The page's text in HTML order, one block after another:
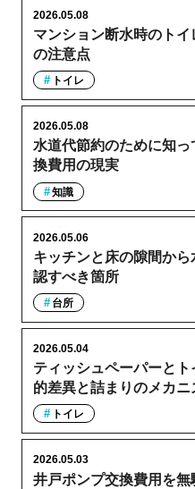
マンション断水時のト
の注意点
2026.05.08
トイレ
水道代節約のために知
換費用の現実
2026.05.08
知識
キッチンと床の隙間か
認すべき箇所
2026.05.06
台所
ティッシュペーパーと
的差異と詰まりのメカニ
2026.05.04
トイレ
井戸ポンプ交換費用を
2026.05.03